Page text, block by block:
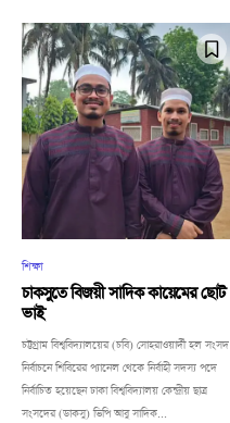
শিক্ষা
চাকসুতে বিজয়ী সাদিক কায়েমের ছোট
ভাই
চট্টগ্রাম বিশ্ববিদ্যালয়ের (চবি) সোহরাওয়ার্দী হল সংসদ
নির্বাচনে শিবিরের প্যানেল থেকে নির্বাহী সদস্য পদে
নির্বাচিত হয়েছেন ঢাকা বিশ্ববিদ্যালয় কেন্দ্রীয় ছাত্র
সংসদের (ডাকসু) ভিপি আবু সাদিক...